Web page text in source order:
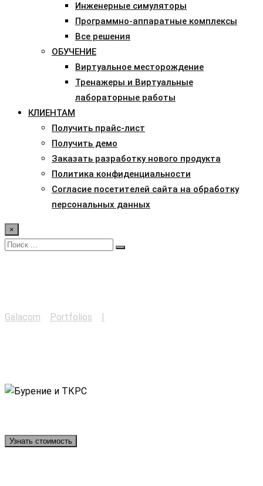
Инженерные симуляторы
Программно-аппаратные комплексы
Все решения
ОБУЧЕНИЕ
Виртуальное месторождение
Тренажеры и Виртуальные
лабораторные работы
КЛИЕНТАМ
Получить прайс-лист
Получить демо
Заказать разработку нового продукта
Политика конфиденциальности
Согласие посетителей сайта на обработку
персональных данных
×
Galacom Portfolios I
Узнать стоимость